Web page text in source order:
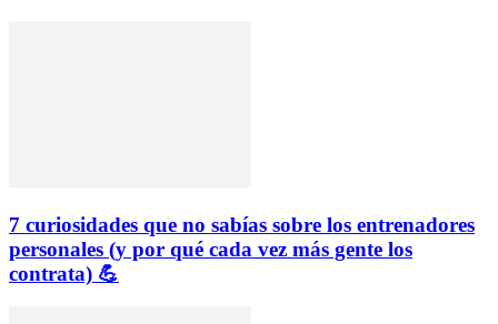
7 curiosidades que no sabías sobre los entrenadores
personales (y por qué cada vez más gente los
contrata) 💪